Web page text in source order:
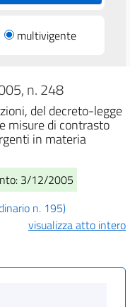
multivigente
n. 248
del decreto-legge
misure di contrasto
in materia
3/12/2005
n. 195)
visualizza atto intero